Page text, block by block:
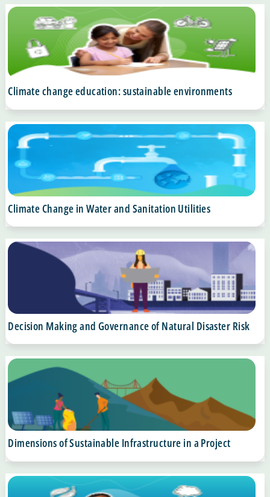
Climate change education: sustainable environments
Climate Change in Water and Sanitation Utilities
Decision Making and Governance of Natural Disaster Risk
Dimensions of Sustainable Infrastructure in a Project